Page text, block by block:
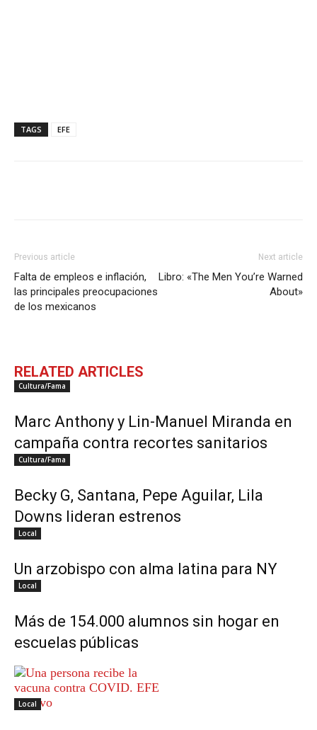
TAGS EFE
Previous article
Falta de empleos e inflación,
las principales preocupaciones
de los mexicanos
Next article
Libro: «The Men You’re Warned
About»
RELATED ARTICLES
Cultura/Fama
Marc Anthony y Lin-Manuel Miranda en
campaña contra recortes sanitarios
Cultura/Fama
Becky G, Santana, Pepe Aguilar, Lila
Downs lideran estrenos
Local
Un arzobispo con alma latina para NY
Local
Más de 154.000 alumnos sin hogar en
escuelas públicas
Local